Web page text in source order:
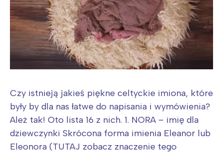
Czy istnieją jakieś piękne celtyckie imiona, które
były by dla nas łatwe do napisania i wymówienia?
Ależ tak! Oto lista 16 z nich. 1. NORA – imię dla
dziewczynki Skrócona forma imienia Eleanor lub
Eleonora (TUTAJ zobacz znaczenie tego